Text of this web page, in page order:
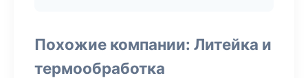
Похожие компании: Литейка и
термообработка